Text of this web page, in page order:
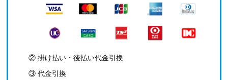
② 掛け払い・後払い代金引換
③ 代金引換